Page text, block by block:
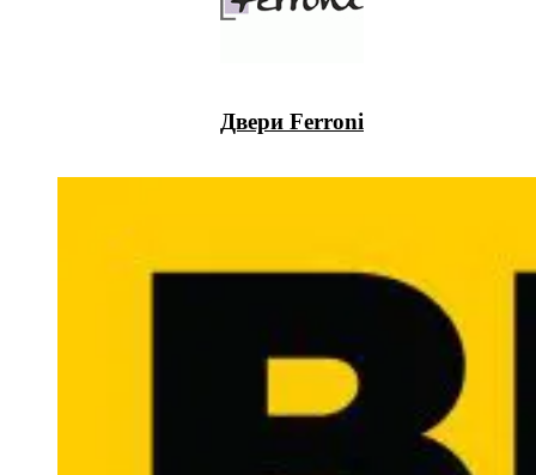
Двери Ferroni